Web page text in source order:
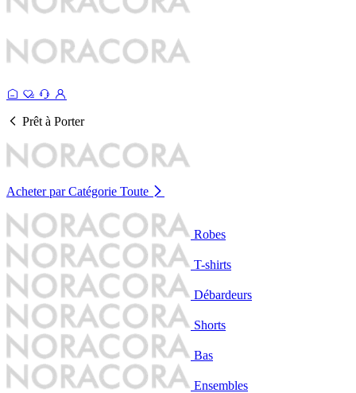
Prêt à Porter
Acheter par Catégorie Toute
Robes
T-shirts
Débardeurs
Shorts
Bas
Ensembles